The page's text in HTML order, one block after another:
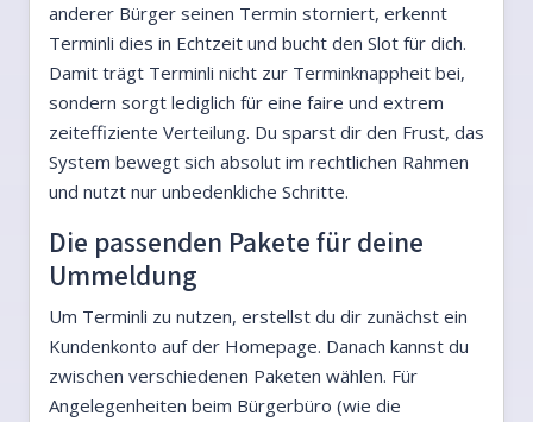
anderer Bürger seinen Termin storniert, erkennt
Terminli dies in Echtzeit und bucht den Slot für dich.
Damit trägt Terminli nicht zur Terminknappheit bei,
sondern sorgt lediglich für eine faire und extrem
zeiteffiziente Verteilung. Du sparst dir den Frust, das
System bewegt sich absolut im rechtlichen Rahmen
und nutzt nur unbedenkliche Schritte.
Die passenden Pakete für deine
Ummeldung
Um Terminli zu nutzen, erstellst du dir zunächst ein
Kundenkonto auf der Homepage. Danach kannst du
zwischen verschiedenen Paketen wählen. Für
Angelegenheiten beim Bürgerbüro (wie die